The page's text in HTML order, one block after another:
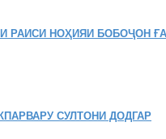
РАИСИ НОҲИЯИ БОБОҶОН
СУЛТОНИ ДОДГАР